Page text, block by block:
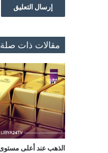
مقالات ذات صلة